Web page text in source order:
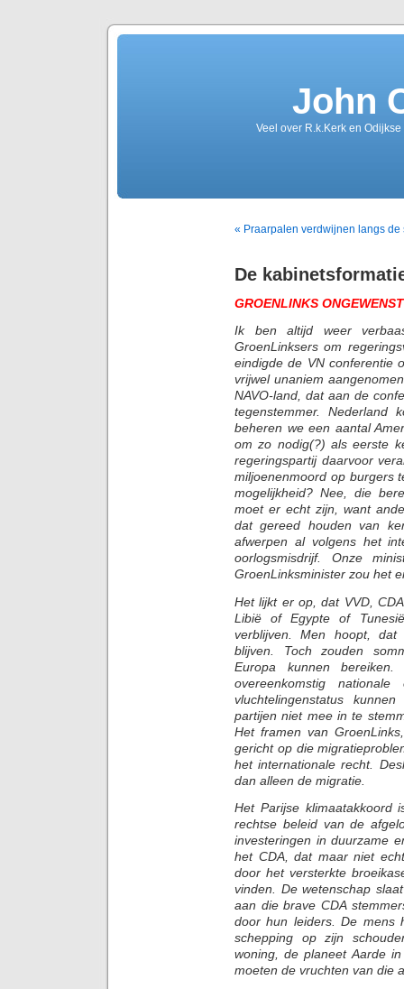
John
Veel over R.k.Kerk en
« Praarpalen verdwijnen langs de
De
GROENLINKS ONGEWENST
Ik ben altijd weer
GroenLinksers om
eindigde de VN conferentie
vrijwel unaniem
NAVO-land, dat aan de
tegenstemmer. Nederland
beheren we een aantal
om zo nodig(?) als eerste
regeringspartij daarvoor
miljoenenmoord op burgers
mogelijkheid? Nee, die
moet er echt zijn, want
dat gereed houden van
afwerpen al volgens het
oorlogsmisdrijf. Onze
GroenLinksminister zou het
Het lijkt er op, dat VVD,
Libië of Egypte of
verblijven. Men hoopt, dat
blijven. Toch zouden
Europa kunnen
overeenkomstig
vluchtelingenstatus
partijen niet mee in te
Het framen van
gericht op die
het internationale recht.
dan alleen de migratie.
Het Parijse klimaatakkoord
rechtse beleid van de
investeringen in duurzame
het CDA, dat maar niet
door het versterkte
vinden. De wetenschap
aan die brave CDA
door hun leiders. De mens
schepping op zijn
woning, de planeet Aarde
moeten de vruchten van die